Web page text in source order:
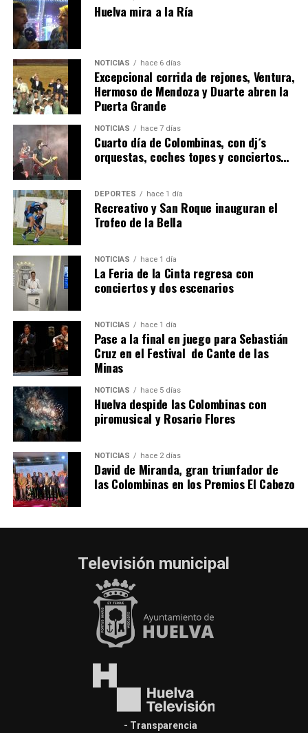
4º DÍA DE LAS FIESTAS COLOMBINAS 2026
hace 7 días Huelvatv
SEXTA CORRIDA DE LAS FIESTAS COLOMBINAS
2026
hace 5 días· Huelvatv
Huelva mira a la Ría
NOTICIAS hace 6 días
Excepcional corrida de rejones, Ventura,
Hermoso de Mendoza y Duarte abren la
Puerta Grande
NOTICIAS hace 7 días
Cuarto día de Colombinas, con dj´s
orquestas, coches topes y conciertos…
DEPORTES hace 1 día
Recreativo y San Roque inauguran el
Trofeo de la Bella
NOTICIAS hace 1 día
La Feria de la Cinta regresa con
conciertos y dos escenarios
NOTICIAS hace 1 día
Pase a la final en juego para Sebastián
Cruz en el Festival de Cante de las
Minas
NOTICIAS hace 5 días
Huelva despide las Colombinas con
piromusical y Rosario Flores
NOTICIAS hace 2 días
David de Miranda, gran triunfador de
las Colombinas en los Premios El Cabezo
Televisión municipal
- Transparencia